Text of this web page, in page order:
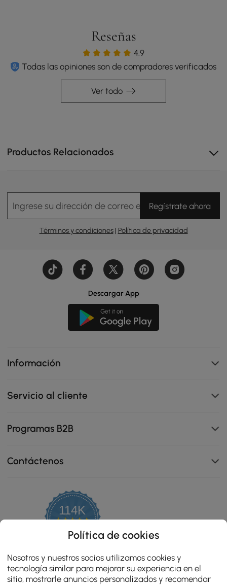
Reseñas
4.9
Todas las opiniones son de compradores verificados
Ver todo
Productos Relacionados
Ingrese su dirección de correo electrónicoRegístrate ahora
Términos y condiciones| Política de privacidad
Descargar App
Información
Servicio al cliente
Programas B2B
Contáctenos
114K
4.8
star
rating
OPINIONES CERTIFICADAS
Política de cookies
Nosotros y nuestros socios utilizamos cookies y
tecnología similar para mejorar su experiencia en el
sitio, mostrarle anuncios personalizados y recomendar